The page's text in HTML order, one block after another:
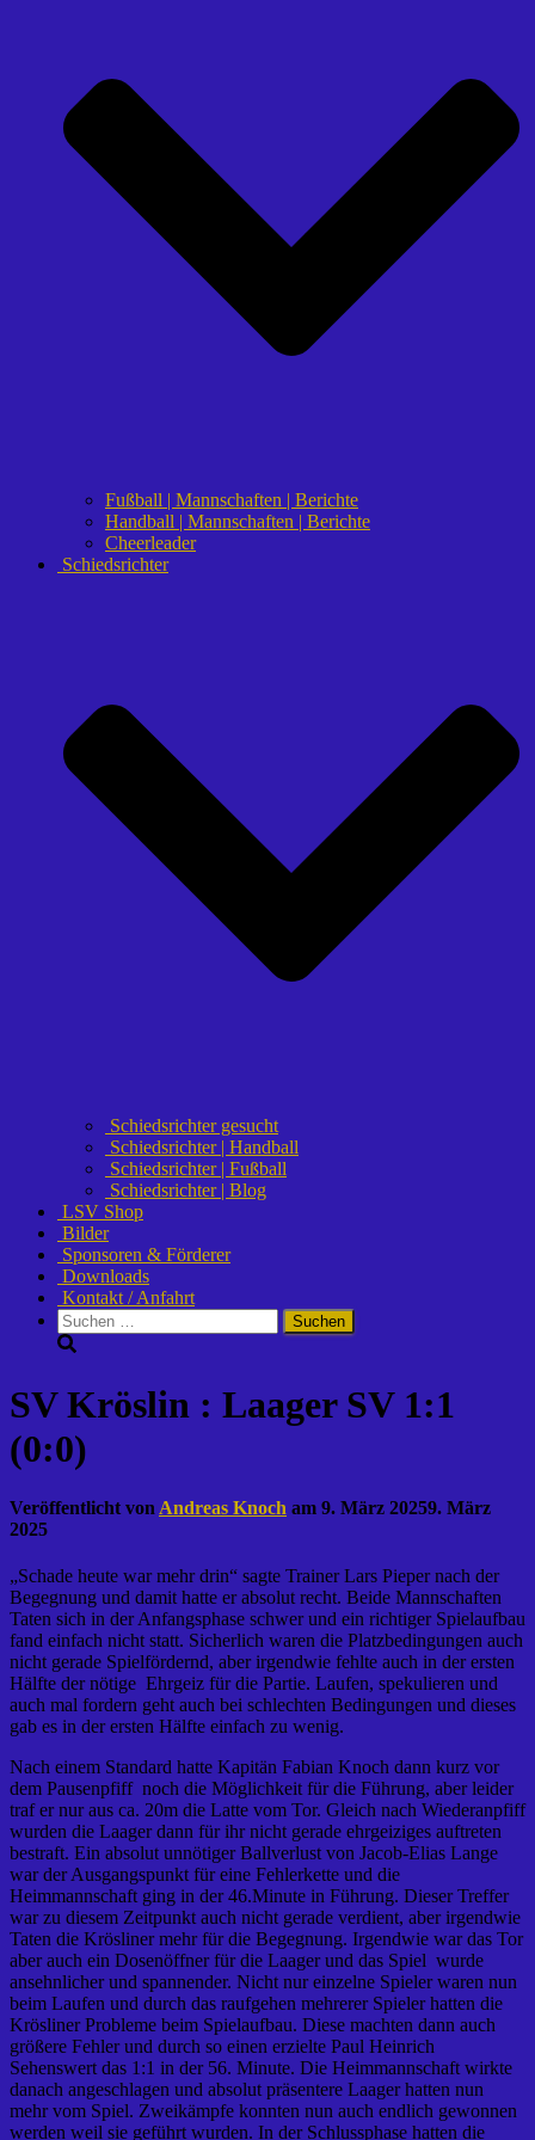
Fußball | Mannschaften | Berichte
Handball | Mannschaften | Berichte
Cheerleader
Schiedsrichter
Schiedsrichter gesucht
Schiedsrichter | Handball
Schiedsrichter | Fußball
Schiedsrichter | Blog
LSV Shop
Bilder
Sponsoren & Förderer
Downloads
Kontakt / Anfahrt
Suchen
nach:
SV Kröslin : Laager SV 1:1
(0:0)
Veröffentlicht von Andreas Knoch am 9. März 20259. März
2025
„Schade heute war mehr drin“ sagte Trainer Lars Pieper nach der
Begegnung und damit hatte er absolut recht. Beide Mannschaften
Taten sich in der Anfangsphase schwer und ein richtiger Spielaufbau
fand einfach nicht statt. Sicherlich waren die Platzbedingungen auch
nicht gerade Spielfördernd, aber irgendwie fehlte auch in der ersten
Hälfte der nötige Ehrgeiz für die Partie. Laufen, spekulieren und
auch mal fordern geht auch bei schlechten Bedingungen und dieses
gab es in der ersten Hälfte einfach zu wenig.
Nach einem Standard hatte Kapitän Fabian Knoch dann kurz vor
dem Pausenpfiff noch die Möglichkeit für die Führung, aber leider
traf er nur aus ca. 20m die Latte vom Tor. Gleich nach Wiederanpfiff
wurden die Laager dann für ihr nicht gerade ehrgeiziges auftreten
bestraft. Ein absolut unnötiger Ballverlust von Jacob-Elias Lange
war der Ausgangspunkt für eine Fehlerkette und die
Heimmannschaft ging in der 46.Minute in Führung. Dieser Treffer
war zu diesem Zeitpunkt auch nicht gerade verdient, aber irgendwie
Taten die Krösliner mehr für die Begegnung. Irgendwie war das Tor
aber auch ein Dosenöffner für die Laager und das Spiel wurde
ansehnlicher und spannender. Nicht nur einzelne Spieler waren nun
beim Laufen und durch das raufgehen mehrerer Spieler hatten die
Krösliner Probleme beim Spielaufbau. Diese machten dann auch
größere Fehler und durch so einen erzielte Paul Heinrich
Sehenswert das 1:1 in der 56. Minute. Die Heimmannschaft wirkte
danach angeschlagen und absolut präsentere Laager hatten nun
mehr vom Spiel. Zweikämpfe konnten nun auch endlich gewonnen
werden weil sie geführt wurden. In der Schlussphase hatten die